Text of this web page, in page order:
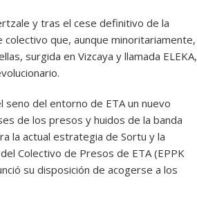
y tras el cese definitivo de la
que, aunque minoritariamente,
surgida en Vizcaya y llamada ELEKA,
seno del entorno de ETA un nuevo
de los presos y huidos de la banda
la actual estrategia de Sortu y la
Colectivo de Presos de ETA (EPPK
su disposición de acogerse a los